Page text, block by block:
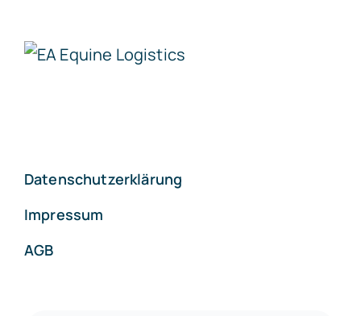
Datenschutzerklärung
Impressum
AGB